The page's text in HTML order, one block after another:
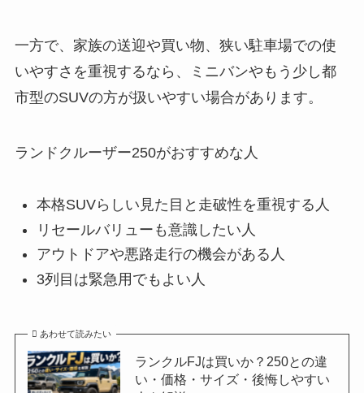
一方で、家族の送迎や買い物、狭い駐車場での使
いやすさを重視するなら、ミニバンやもう少し都
市型のSUVの方が扱いやすい場合があります。
ランドクルーザー250がおすすめな人
本格SUVらしい見た目と走破性を重視する人
リセールバリューも意識したい人
アウトドアや悪路走行の機会がある人
3列目は緊急用でもよい人
あわせて読みたい
ランクルFJは買いか？250との違
い・価格・サイズ・後悔しやすい